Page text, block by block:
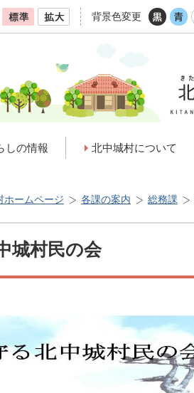
背景色変更
しの情報 北中城村について
ホームページ 各課の案内 総務課
城村民の会